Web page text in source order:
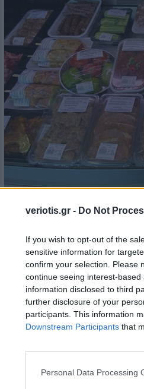
veriotis.gr - Do Not
If you wish to opt-out of the
sensitive information for
confirm your selection. Please
continue seeing interest-
information disclosed to third
further disclosure of your
participants. This information
Downstream Participants that
Personal Data Processing
Το κρεοπωλείο
και προετοιμασία, σαν να
κουζίνα μας!